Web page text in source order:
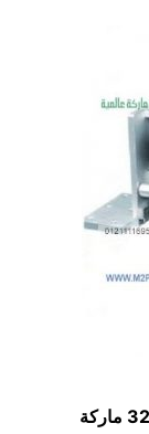
موديل 325 ماركة